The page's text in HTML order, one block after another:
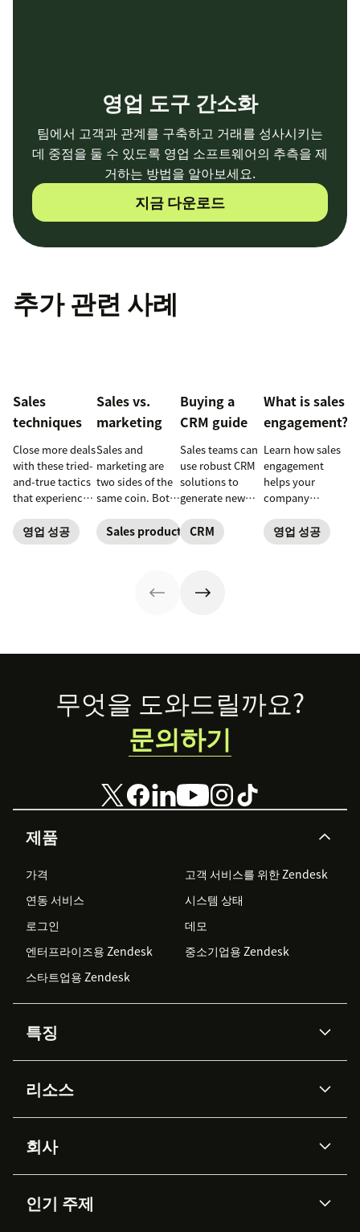
영업 도구 간소화
팀에서 고객과 관계를 구축하고 거래를 성사시키는
데 중점을 둘 수 있도록 영업 소프트웨어의 추측을 제
거하는 방법을 알아보세요.
지금 다운로드
추가 관련 사례
Sales
techniques
Close more deals
with these tried-
and-true tactics
that experienced
on the daily.
영업 성공
Sales vs.
marketing
Sales and
marketing are
two sides of the
same coin. Both
pipeline, and
each depends on
them different
Sales productivity
Buying a
CRM guide
Sales teams can
use robust CRM
solutions to
generate new
email
campaigns, and
reports and
CRM
What is sales
engagement?
Learn how sales
engagement
helps your
company
communication
with your
영업 성공
Footer
제품
가격
고객 서비스를 위한 Zendesk
연동 서비스
시스템 상태
로그인
데모
엔터프라이즈용 Zendesk
중소기업용 Zendesk
스타트업용 Zendesk
특징
Zendesk AI
Advanced Data Privacy &
Protection
지식창고
워크포스 관리
리소스
API & 개발자
AI 리서치
이벤트 & 웨비나
고객 사례
회사
채용 정보
인기 주제
무엇을 도와드릴까요?
문의하기